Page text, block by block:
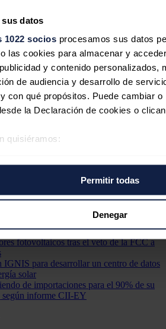
datos
1022 sociosprocesamos sus datos
las cookies para almacenar y
y contenido personalizados,
de audiencia y desarrollo de
con qué propósitos. Puede cambiar
la Declaración de cookies o
quisiéramos:
dispositivo analizándolo activamente
digitales)
sobre cómo se procesan sus
de datos. Puede cambiar o
de cookies.
web se usan para personalizar el
y analizar el tráfico. Además,
web con nuestros partners de redes
con otra información que les
Permitir todas
Denegar
solicita autorización para sustituir el
sistema híbrido de energía solar y
marcha la primera turbina eólica flotante
sobre plataforma flotante de patas
se preparan para cubrir la nueva
fotovoltaicos tras el veto de la FCC a
IGNIS para desarrollar un centro de datos
solar
de importaciones para el 90% de su
según informe CII-EY